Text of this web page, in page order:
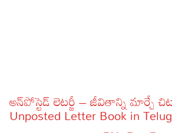
Articles
అన్‌పోస్టెడ్ లెటర్జీ – జీవితాన్ని మార్చే
Unposted Letter Book in